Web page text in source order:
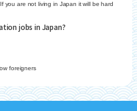
you are not living in Japan it will be hard
jobs in Japan?
foreigners